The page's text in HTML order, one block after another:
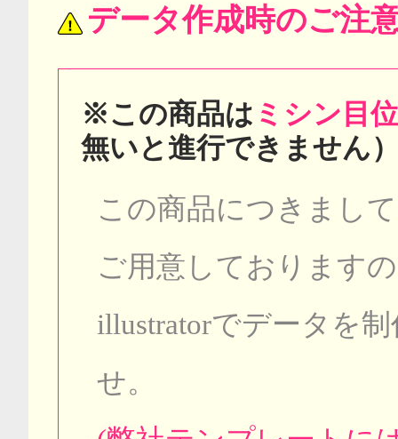
データ作成時のご注
※この商品は ミシン目
無いと進行できません
この商品につきまし
ご用意しております
illustratorでデータを
せ。